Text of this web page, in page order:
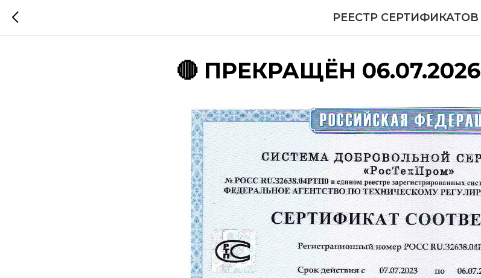
РЕЕСТР СЕРТИФИКАТОВ
🔴 ПРЕКРАЩЁН 06.07.2026